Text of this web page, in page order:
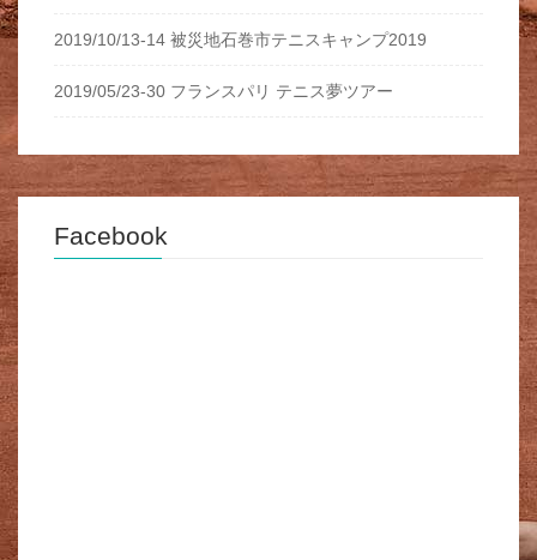
2019/10/13-14 被災地石巻市テニスキャンプ2019
2019/05/23-30 フランスパリ テニス夢ツアー
Facebook